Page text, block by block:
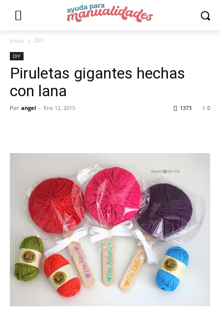
Inicio DIY
DIY
Piruletas gigantes hechas
con lana
Por angel - Ene 12, 2015 0
1373